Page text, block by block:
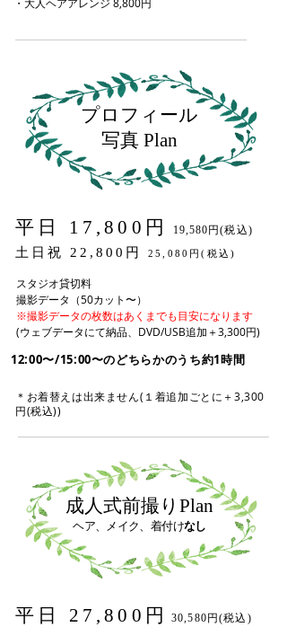
平日 17 ,800円 19,580円(税込)
土日祝 22,800円 25,080円(税込)
プロフィール
写真 Plan
スタジオ貸切料
撮影データ（50カット〜）
※撮影データの枚数はあくまでも目安になります
(ウェブデータにて納品、DVD/USB追加＋3,300円)
12:00〜/15:00〜のどちらかのうち約1時間
＊お着替えは出来ません(１着追加ごとに＋3,300
円(税込))
平日 27,800円 30,580円(税込)
成人式前撮りPlan
ヘア、メイク、着付けなし